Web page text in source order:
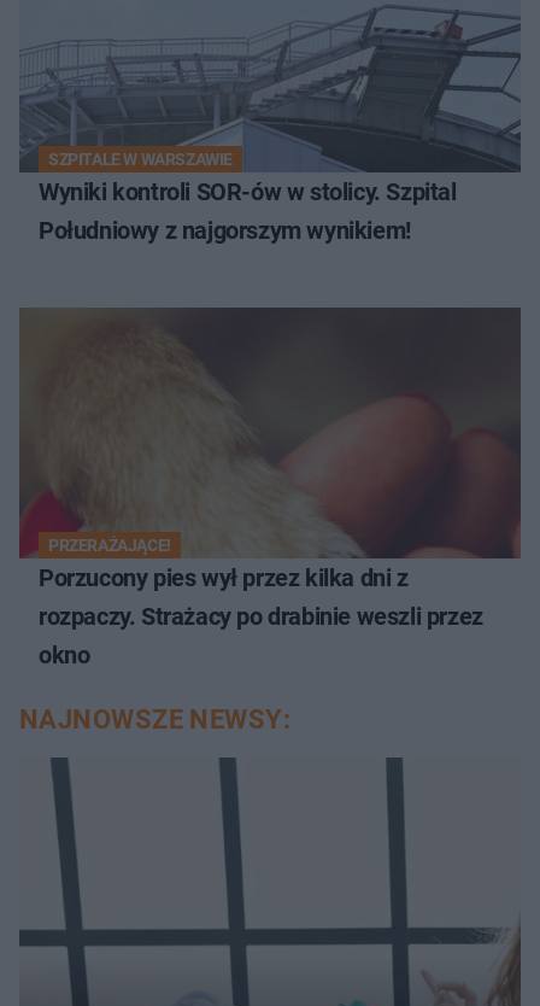
SZPITALE W WARSZAWIE
Wyniki kontroli SOR-ów w stolicy. Szpital
Południowy z najgorszym wynikiem!
PRZERAŻAJĄCE!
Porzucony pies wył przez kilka dni z
rozpaczy. Strażacy po drabinie weszli przez
okno
NAJNOWSZE NEWSY: